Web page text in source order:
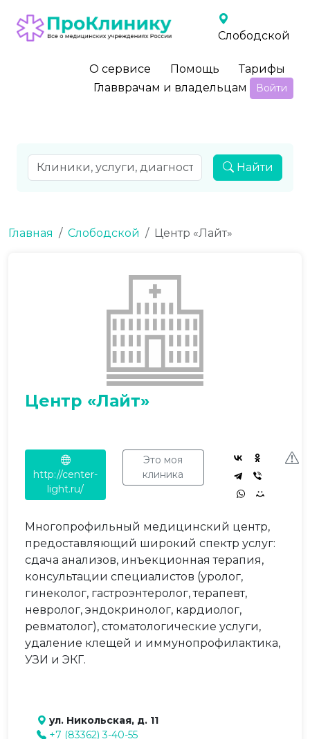
Слободской
О сервисе Помощь
Тарифы
Главврачам и владельцам
Войти
Найти
Главная Слободской Центр «Лайт»
Центр «Лайт»
http://center-
light.ru/
Это моя
клиника
Многопрофильный медицинский центр,
предоставляющий широкий спектр услуг:
сдача анализов, инъекционная терапия,
консультации специалистов (уролог,
гинеколог, гастроэнтеролог, терапевт,
невролог, эндокринолог, кардиолог,
ревматолог), стоматологические услуги,
удаление клещей и иммунопрофилактика,
УЗИ и ЭКГ.
ул. Никольская, д. 11
+7 (83362) 3-40-55